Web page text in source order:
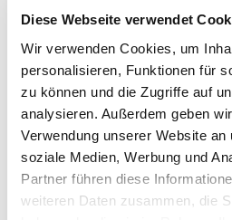
Diese Webseite verwendet
Wir verwenden Cookies, um
personalisieren, Funktionen für
zu können und die Zugriffe auf
analysieren. Außerdem geben
Verwendung unserer Website
soziale Medien, Werbung und
Partner führen diese
weiteren Daten zusammen, die
Andrea Schäfer
Bewegung, Spiel und
für ältere Damen mit
Referentinh:
Andrea Schäfer, Tel. 02372/